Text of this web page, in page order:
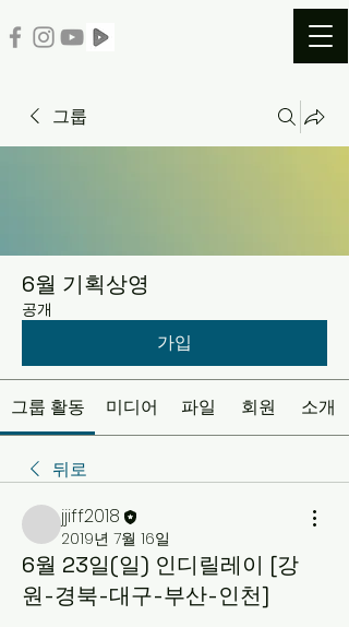
그룹
6월 기획상영
공개
가입
그룹 활동 미디어 파일 회원 소개
뒤로
jjiff2018
2019년 7월 16일
6월 23일(일) 인디릴레이 [강
원-경북-대구-부산-인천]